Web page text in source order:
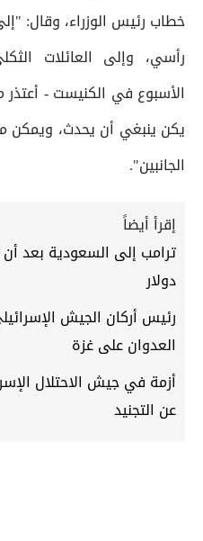
خطاب رئيس الوزراء، وقال:
رأسي، وإلى العائلات
الأسبوع في الكنيست -
يكن ينبغي أن يحدث، ويمكن
الجانبين".
إقرأ أيضاً
ترامب إلى السعودية بعد
دولار
رئيس أركان الجيش
العدوان على غزة
أزمة في جيش الاحتلال
عن التجنيد